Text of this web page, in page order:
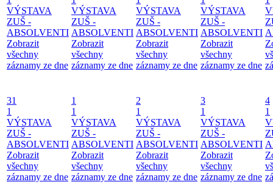
VÝSTAVA
ZUŠ -
ABSOLVENTI
Zobrazit
všechny
záznamy ze dne
VÝSTAVA
ZUŠ -
ABSOLVENTI
Zobrazit
všechny
záznamy ze dne
VÝSTAVA
ZUŠ -
ABSOLVENTI
Zobrazit
všechny
záznamy ze dne
VÝSTAVA
ZUŠ -
ABSOLVENTI
Zobrazit
všechny
záznamy ze dne
31
1
VÝSTAVA
ZUŠ -
ABSOLVENTI
Zobrazit
všechny
záznamy ze dne
1
1
VÝSTAVA
ZUŠ -
ABSOLVENTI
Zobrazit
všechny
záznamy ze dne
2
1
VÝSTAVA
ZUŠ -
ABSOLVENTI
Zobrazit
všechny
záznamy ze dne
3
1
VÝSTAVA
ZUŠ -
ABSOLVENTI
Zobrazit
všechny
záznamy ze dne
4
1